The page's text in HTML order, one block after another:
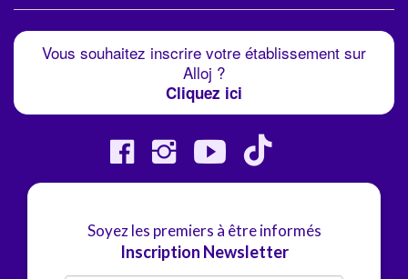
Vous souhaitez inscrire votre établissement sur
Alloj ?
Cliquez ici
Soyez les premiers à être informés
Inscription Newsletter